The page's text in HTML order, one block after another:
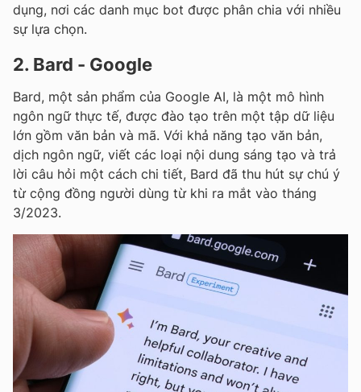
dụng, nơi các danh mục bot được phân chia với nhiều
sự lựa chọn.
2. Bard - Google
Bard, một sản phẩm của Google AI, là một mô hình
ngôn ngữ thực tế, được đào tạo trên một tập dữ liệu
lớn gồm văn bản và mã. Với khả năng tạo văn bản,
dịch ngôn ngữ, viết các loại nội dung sáng tạo và trả
lời câu hỏi một cách chi tiết, Bard đã thu hút sự chú ý
từ cộng đồng người dùng từ khi ra mắt vào tháng
3/2023.